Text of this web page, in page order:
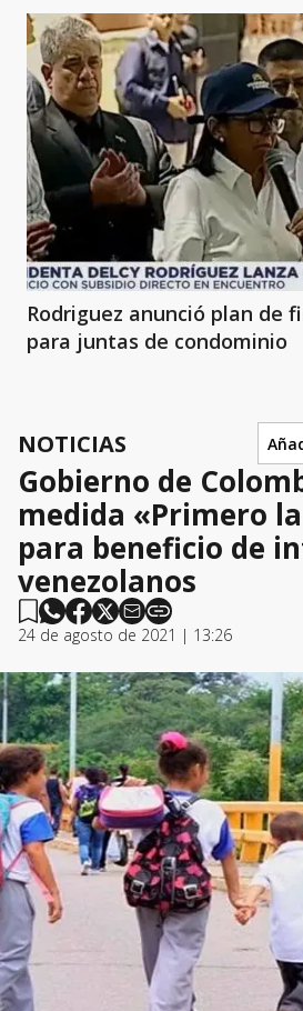
Rodriguez anunció plan de
para juntas de condominio
NOTICIAS
Gobierno de
medida «Primero
para beneficio de
venezolanos
24 de agosto de 2021 | 13:26